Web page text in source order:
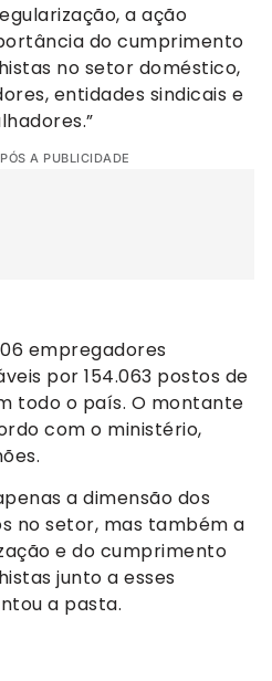
a ação
do cumprimento
no setor doméstico,
entidades sindicais e
A PUBLICIDADE
empregadores
por 154.063 postos de
todo o país. O montante
com o ministério,
a dimensão dos
no setor, mas também a
e do cumprimento
junto a esses
a pasta.